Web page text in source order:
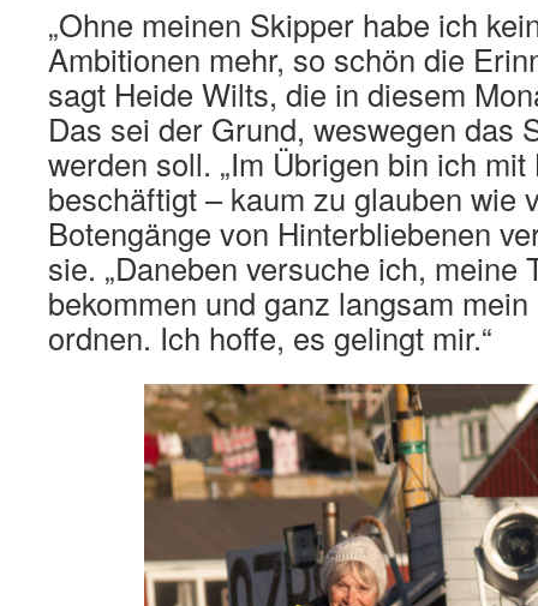
„Ohne meinen Skipper habe ich
Ambitionen mehr, so schön die
sagt Heide Wilts, die in diesem
Das sei der Grund, weswegen das
werden soll. „Im Übrigen bin ich
beschäftigt – kaum zu glauben wie
Botengänge von Hinterbliebenen
sie. „Daneben versuche ich, meine
bekommen und ganz langsam
ordnen. Ich hoffe, es gelingt mir.“